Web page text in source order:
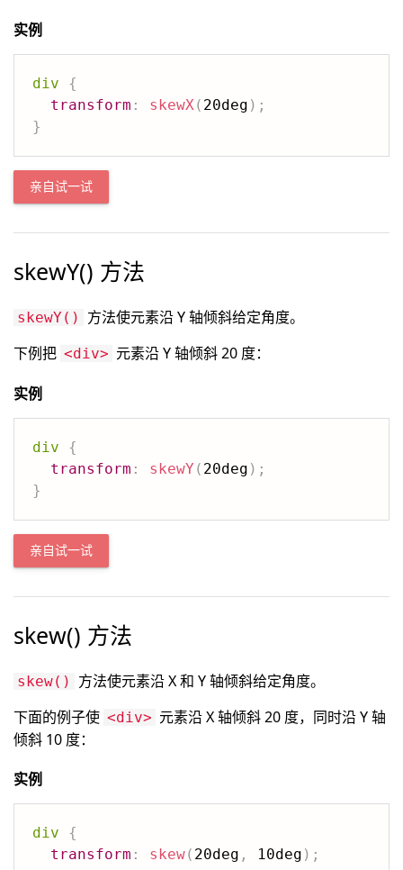
实例
div
{
transform : skewX( 20deg ) ;
}
亲自试一试
skewY() 方法
skewY()
方法使元素沿 Y 轴倾斜给定角度。
下例把 <div> 元素沿 Y 轴倾斜 20 度：
实例
div
{
transform : skewY ( 20deg ) ;
}
亲自试一试
skew() 方法
skew()
方法使元素沿 X 和 Y 轴倾斜给定角度。
下面的例子使 <div> 元素沿 X 轴倾斜 20 度，同时沿 Y 轴
倾斜 10 度：
实例
div
{
transform : skew( 20deg , 10deg ) ;